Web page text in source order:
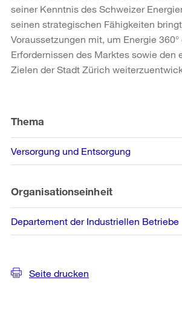
seiner Kenntnis des Schweizer
seinen strategischen Fähigkeiten
Voraussetzungen mit, um Energie
Erfordernissen des Marktes sowie den
Zielen der Stadt Zürich
Informationen
Thema
Versorgung und Entsorgung
Organisationseinheit
Departement der Industriellen Betriebe
Seite drucken